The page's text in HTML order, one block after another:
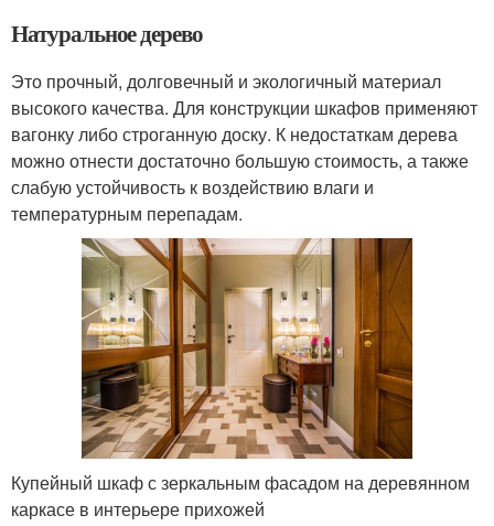
Натуральное дерево
Это прочный, долговечный и экологичный материал
высокого качества. Для конструкции шкафов применяют
вагонку либо строганную доску. К недостаткам дерева
можно отнести достаточно большую стоимость, а также
слабую устойчивость к воздействию влаги и
температурным перепадам.
Купейный шкаф с зеркальным фасадом на деревянном
каркасе в интерьере прихожей